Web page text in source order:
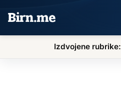
Izdvojene rubrike: